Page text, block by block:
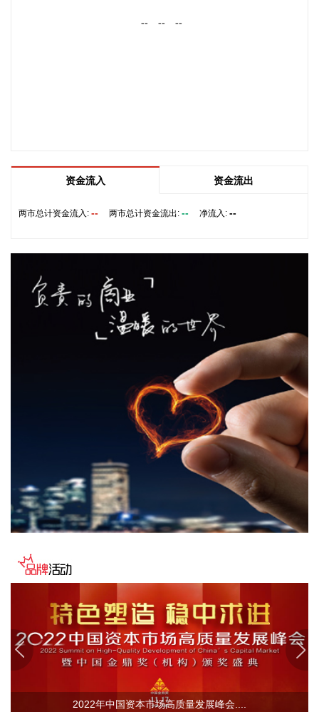
流。 本次会议通过了《第十届金砖国家工业部长会议联合宣
交易日中间价6.7895。
高纯制氮解决方案开展联合迭代与场景优化，针对韩国先进半
导体制程标准持续打磨定制化供气体系，推动技术方案在海外
高端产线完成验证与规模化交付。
2026-08-07 09:10:13
国内期货早盘开盘多数上涨，原油涨近4%，沥青、燃油等涨超
2%，甲醇、焦煤等涨超1%；铂、沪镍、沪银等跌超1%。
企查查APP显示，近日，北京信弘昇股权投资中心（有限合
伙）成立，经营范围包含以私募基金从事股权投资、投资管
理、资产管理等活动。企查查股权穿透显示，该企业由中国信
达（01359.HK）等共同出资。
2026-08-07 09:06:14
中研股份(688716)8月7日早间公告，公司代财务总监杨丽萍、
1.12%股份。截至目前，上述人员未实施减持，基于对公司长
期发展前景及内在价值的充分认可，结合自身资金需求安排，
其决定提前终止此次减持股份计划。
2026-08-07 09:02:16
富时中国A50指数期货盘初微涨0.01%。
2026-08-07 09:02:10
深交所公告，根据有关规定，港股通标的证券名单调入晶合集
-- -- --
资金流入 资金流出
两市总计资金流入: -- 两市总计资金流出: -- 净流入: --
2022年中国资本市场高质量发展峰会....